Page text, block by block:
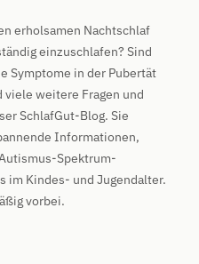
erholsamen Nachtschlaf
einzuschlafen? Sind
Symptome in der Pubertät
viele weitere Fragen und
SchlafGut-Blog. Sie
Informationen,
Spektrum-
im Kindes- und Jugendalter.
vorbei.